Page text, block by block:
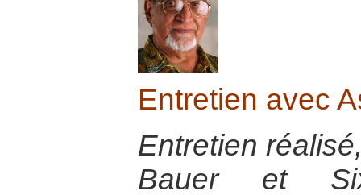
Entretien avec
Entretien
Bauer et